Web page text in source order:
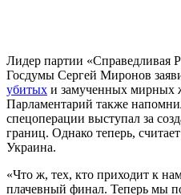
Лидер партии «Справедливая
Госдумы Сергей Миронов
убитых и замученных мирных
Парламентарий также
спецоперации выступал за
границ. Однако теперь,
Украина.
«Что ж, тех, кто приходит к
плачевный финал. Теперь мы